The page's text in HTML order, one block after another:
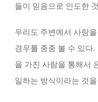
들이 믿음으로 인도한
우리도 주변에서 사랑
경우를 종종 볼 수 있다
을 가진 사람을 통해서
일하는 방식이라는 것